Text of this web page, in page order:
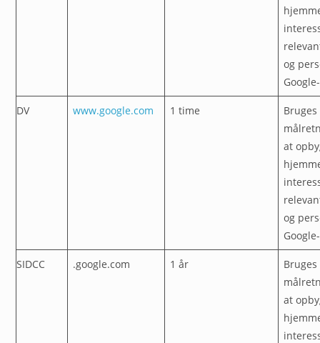
og
DV www.google.com 1 time
at
og
SIDCC .google.com 1 år
at